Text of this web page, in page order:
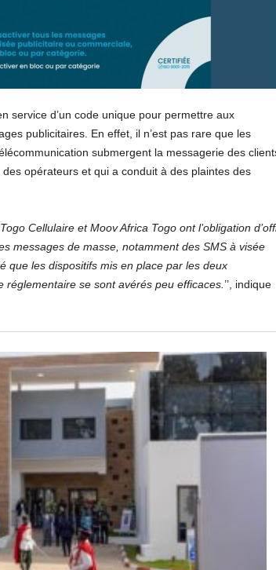
service d’un code unique pour permettre aux
publicitaires. En effet, il n’est pas rare que les
submergent la messagerie des
opérateurs et qui a conduit à des plaintes des
Cellulaire et Moov Africa Togo ont l’obligation
messages de masse, notamment des SMS à visée
que les dispositifs mis en place par les deux
se sont avérés peu efficaces. ’’, indique